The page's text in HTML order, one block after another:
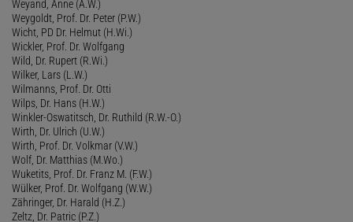
Weyand, Anne (A.W.)
Weygoldt, Prof. Dr. Peter (P.W.)
Wicht, PD Dr. Helmut (H.Wi.)
Wickler, Prof. Dr. Wolfgang
Wild, Dr. Rupert (R.Wi.)
Wilker, Lars (L.W.)
Wilmanns, Prof. Dr. Otti
Wilps, Dr. Hans (H.W.)
Winkler-Oswatitsch, Dr. Ruthild (R.W.-O.)
Wirth, Dr. Ulrich (U.W.)
Wirth, Prof. Dr. Volkmar (V.W.)
Wolf, Dr. Matthias (M.Wo.)
Wuketits, Prof. Dr. Franz M. (F.W.)
Wülker, Prof. Dr. Wolfgang (W.W.)
Zähringer, Dr. Harald (H.Z.)
Zeltz, Dr. Patric (P.Z.)